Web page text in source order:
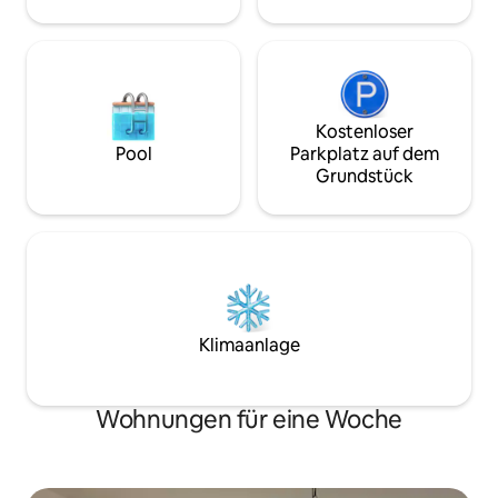
Pool
Kostenloser
Parkplatz auf dem
Grundstück
Klimaanlage
Wohnungen für eine Woche